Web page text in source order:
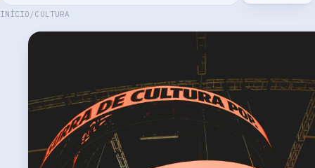
INÍCIO / CULTURA